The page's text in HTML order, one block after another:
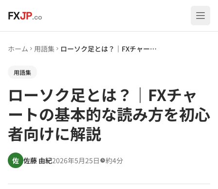
FXJP.co
ホーム 用語集 ローソク足とは？｜FXチャートの基本的な読み方を初心者向けに解説
用語集
ローソク足とは？｜FXチャ
ートの基本的な読み方を初心
者向けに解説
佐 佐藤 由紀2026年5月25日 約4分